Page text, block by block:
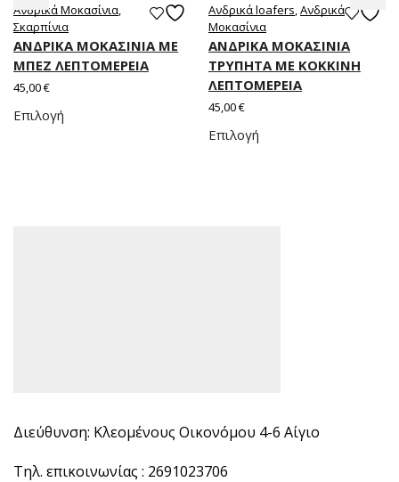
Ανδρικά Μοκασίνια,
Σκαρπίνια
ΑΝΔΡΙΚΑ ΜΟΚΑΣΙΝΙΑ ΜΕ
ΜΠΕΖ ΛΕΠΤΟΜΕΡΕΙΑ
45,00€
Επιλογή
Ανδρικά loafers,Ανδρικά
Μοκασίνια
ΑΝΔΡΙΚΑ ΜΟΚΑΣΙΝΙΑ
ΤΡΥΠΗΤΑ ΜΕ ΚΟΚΚΙΝΗ
ΛΕΠΤΟΜΕΡΕΙΑ
45,00€
Επιλογή
Διεύθυνση: Κλεομένους Οικονόμου 4-6 Αίγιο
Τηλ. επικοινωνίας : 2691023706